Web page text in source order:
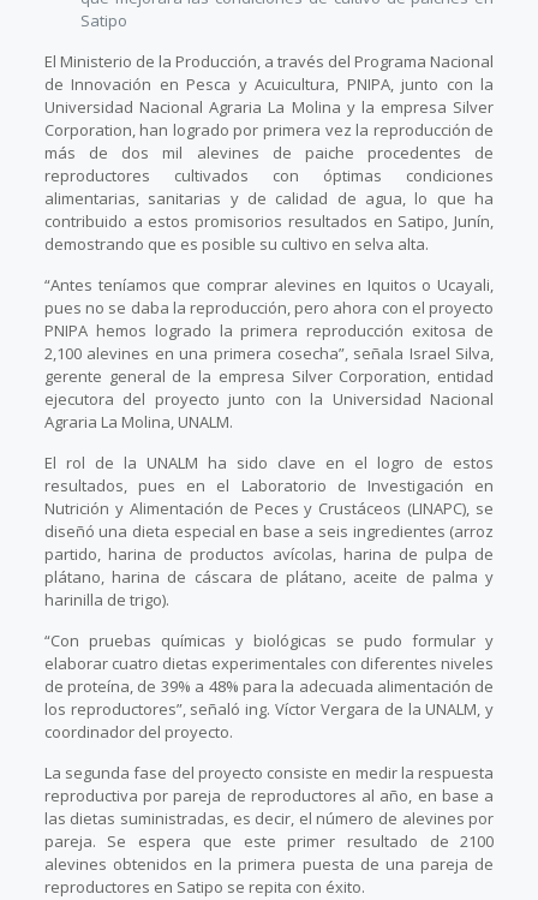
Satipo
El Ministerio de la Producción, a través del Programa Nacional
de Innovación en Pesca y Acuicultura, PNIPA, junto con la
Universidad Nacional Agraria La Molina y la empresa Silver
Corporation, han logrado por primera vez la reproducción de
más de dos mil alevines de paiche procedentes de
reproductores cultivados con óptimas condiciones
alimentarias, sanitarias y de calidad de agua, lo que ha
contribuido a estos promisorios resultados en Satipo, Junín,
demostrando que es posible su cultivo en selva alta.
“Antes teníamos que comprar alevines en Iquitos o Ucayali,
pues no se daba la reproducción, pero ahora con el proyecto
PNIPA hemos logrado la primera reproducción exitosa de
2,100 alevines en una primera cosecha”, señala Israel Silva,
gerente general de la empresa Silver Corporation, entidad
ejecutora del proyecto junto con la Universidad Nacional
Agraria La Molina, UNALM.
El rol de la UNALM ha sido clave en el logro de estos
resultados, pues en el Laboratorio de Investigación en
Nutrición y Alimentación de Peces y Crustáceos (LINAPC), se
diseñó una dieta especial en base a seis ingredientes (arroz
partido, harina de productos avícolas, harina de pulpa de
plátano, harina de cáscara de plátano, aceite de palma y
harinilla de trigo).
“Con pruebas químicas y biológicas se pudo formular y
elaborar cuatro dietas experimentales con diferentes niveles
de proteína, de 39% a 48% para la adecuada alimentación de
los reproductores”, señaló ing. Víctor Vergara de la UNALM, y
coordinador del proyecto.
La segunda fase del proyecto consiste en medir la respuesta
reproductiva por pareja de reproductores al año, en base a
las dietas suministradas, es decir, el número de alevines por
pareja. Se espera que este primer resultado de 2100
alevines obtenidos en la primera puesta de una pareja de
reproductores en Satipo se repita con éxito.